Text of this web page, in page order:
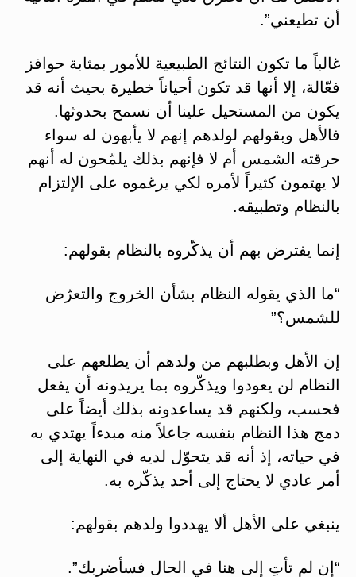
أن تطيعني”.
غالباً ما تكون النتائج الطبيعية للأمور بمثابة حوافز
فعّالة، إلا أنها قد تكون أحياناً خطيرة بحيث أنه قد
يكون من المستحيل علينا أن نسمح بحدوثها.
فالأهل وبقولهم لولدهم إنهم لا يأبهون له سواء
حرقته الشمس أم لا فإنهم بذلك يلمّحون له أنهم
لا يهتمون كثيراً لأمره لكي يرغموه على الإلتزام
بالنظام وتطبيقه.
إنما يفترض بهم أن يذكّروه بالنظام بقولهم:
“ما الذي يقوله النظام بشأن الخروج والتعرّض
للشمس؟”
إن الأهل وبطلبهم من ولدهم أن يطلعهم على
النظام لن يعودوا ويذكّروه بما يريدونه أن يفعل
فحسب، ولكنهم قد يساعدونه بذلك أيضاً على
دمج هذا النظام بنفسه جاعلاً منه مبدءاً يهتدي به
في حياته، إذ أنه قد يتحوّل لديه في النهاية إلى
أمر عادي لا يحتاج إلى أحد يذكّره به.
ينبغي على الأهل ألا يهددوا ولدهم بقولهم:
“إن لم تأتِ إلى هنا في الحال فسأضربك”.